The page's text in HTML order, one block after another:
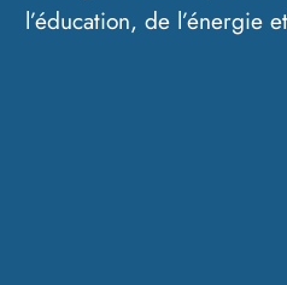
l’éducation, de l’énergie